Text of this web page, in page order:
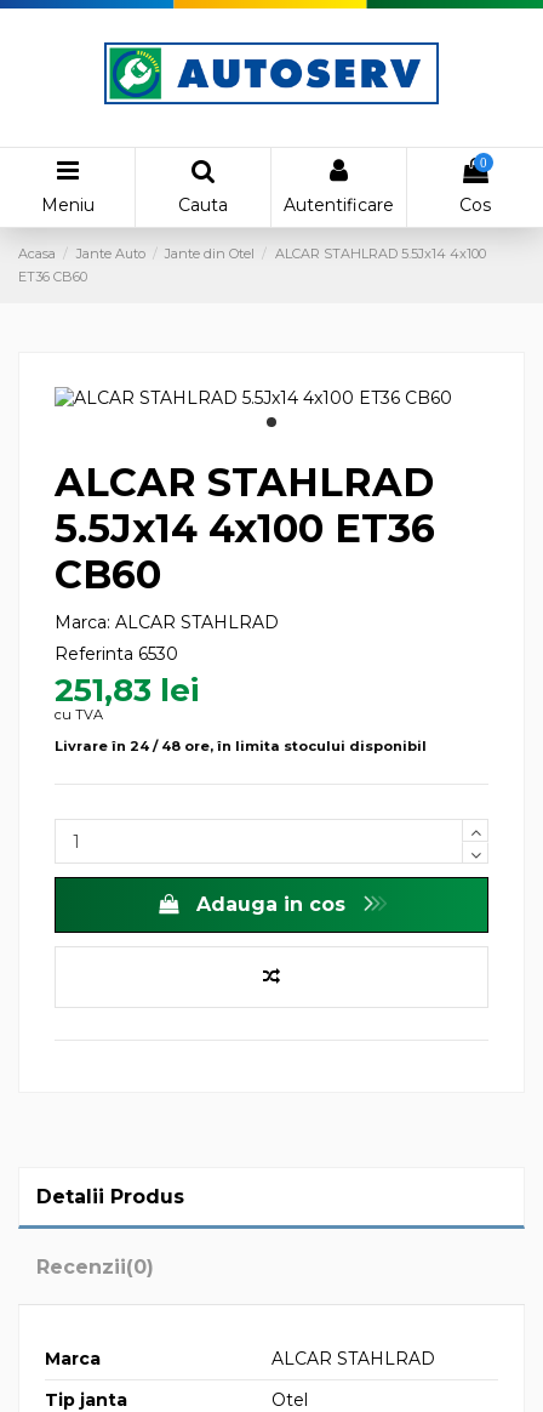
Meniu Cauta Autentificare
0
Cos
Acasa Jante Auto Jante din Otel
ALCAR STAHLRAD 5.5Jx14 4x100
ET36 CB60
ALCAR STAHLRAD
5.5Jx14 4x100 ET36
CB60
Marca: ALCAR STAHLRAD
Referinta 6530
251,83 lei
cu TVA
Livrare în 24 / 48 ore, în limita stocului disponibil
Adauga in cos
Detalii Produs
Recenzii(0)
Marca
ALCAR STAHLRAD
Tip janta
Otel